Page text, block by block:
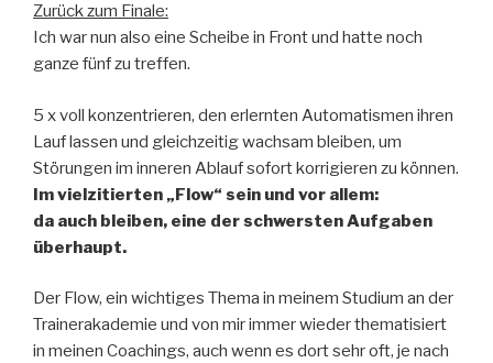
Zurück zum Finale:
Ich war nun also eine Scheibe in Front und hatte noch
ganze fünf zu treffen.
5 x voll konzentrieren, den erlernten Automatismen ihren
Lauf lassen und gleichzeitig wachsam bleiben, um
Störungen im inneren Ablauf sofort korrigieren zu können.
Im vielzitierten „Flow“ sein und vor allem:
da auch bleiben, eine der schwersten Aufgaben
überhaupt.
Der Flow, ein wichtiges Thema in meinem Studium an der
Trainerakademie und von mir immer wieder thematisiert
in meinen Coachings, auch wenn es dort sehr oft, je nach